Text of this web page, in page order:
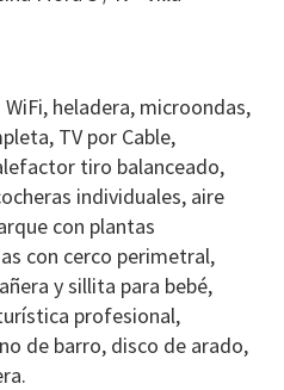
heladera, microondas,
TV por Cable,
tiro balanceado,
individuales, aire
con plantas
con cerco perimetral,
y sillita para bebé,
profesional,
de barro, disco de arado,